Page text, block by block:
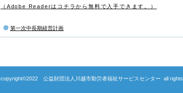
（Adobe Readerはコチラから無料で入手できます。）
第一次中長期経営計画
copyright©2022 公益財団法人川越市勤労者福祉サービスセンター all rights